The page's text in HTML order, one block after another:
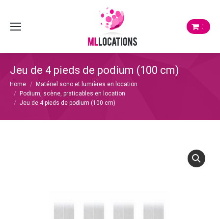
:
Jeu de 4 pieds de podium (100 cm)
Je bent hier:
Home
Matériel sono et lumières en location
Podium, scène, praticables en location
Jeu de 4 pieds de podium (100 cm)